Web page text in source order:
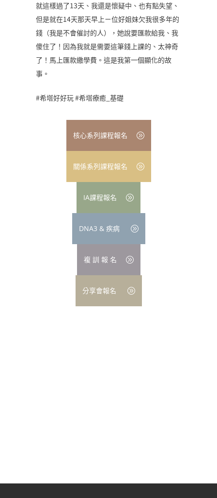
就這樣過了13天、我還是懷疑中、也有點失望、
但是就在14天那天早上ㄧ位好姐妹欠我很多年的
錢（我是不會催討的人），她說要匯款給我、我
傻住了！因為我就是需要這筆錢上課的、太神奇
了！馬上匯款繳學費。這是我第一個顯化的故
事。
#希塔好好玩 #希塔療癒_基礎
核心系列課程報名
關係系列課程報名
IA課程報名
DNA3 & 疾病
複 訓 報 名
分享會報名